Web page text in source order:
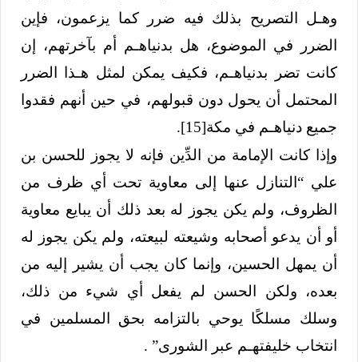
وهـل التصريح بذلك فيه ضرر كما يزعمون، فإين
الضرر في الموضوع، هل بدنياهـم أم بآخرتهم، إن
كانت تضر بدنياهـم، فكيف يمكن لمثل هـذا الضرر
المحتمل أن يحول دون قبولهم، في حين أنهم فقدوا
جميع دنياهـم في مكة[15]
.
وإذا كانت الإمامة من الدِّين فإنه لا يجوز للحسن بن
علي “التنازل عنها إلى معاوية تحت أي ظرف من
الظروف، ولم يكن يجوز له بعد ذلك أن يبايع معاوية
أو أن يدعو أصحابه وشيعته لبيعته، ولم يكن يجوز له
أن يمهل الحسين، وإنما كان يجب أن يشير إليه من
بعده، ولكن الحسن لم يفعل أي شيء من ذلك،
وسلك مسلكًا يوحي بالتزامه بحق المسلمين في
انتخاب خليفتهـم عبر الشورى” .